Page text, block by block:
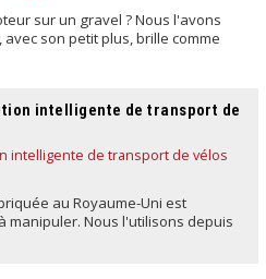
sur un gravel ? Nous l'avons
son petit plus, brille comme
intelligente de transport de
au Royaume-Uni est
manipuler. Nous l'utilisons depuis